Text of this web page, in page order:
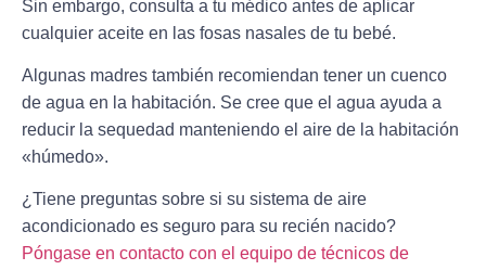
Sin embargo, consulta a tu médico antes de aplicar
cualquier aceite en las fosas nasales de tu bebé.
Algunas madres también recomiendan tener un cuenco
de agua en la habitación. Se cree que el agua ayuda a
reducir la sequedad manteniendo el aire de la habitación
«húmedo».
¿Tiene preguntas sobre si su sistema de aire
acondicionado es seguro para su recién nacido?
Póngase en contacto con el equipo de técnicos de